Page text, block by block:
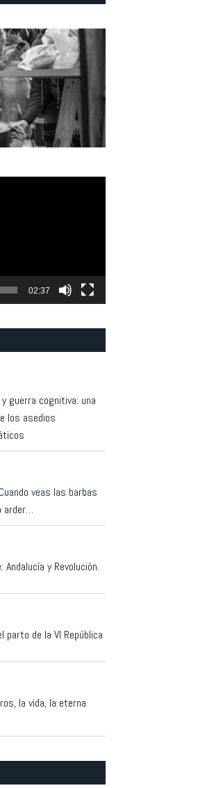
02:37
guerra cognitiva: una
los asedios
veas las barbas
arder…
Andalucía y Revolución.
parto de la VI República
la vida, la eterna